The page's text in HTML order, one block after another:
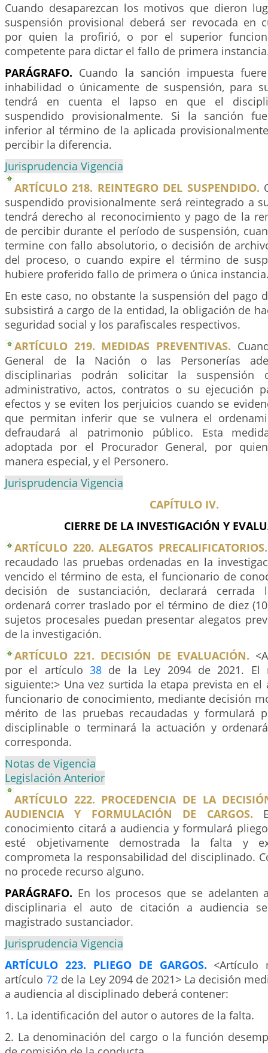
Cuando desaparezcan los motivos que dieron
suspensión provisional deberá ser revocada en
por quien la profirió, o por el superior
competente para dictar el fallo de primera
PARÁGRAFO. Cuando la sanción impuesta
inhabilidad o únicamente de suspensión, para
tendrá en cuenta el lapso en que el
suspendido provisionalmente. Si la sanción
inferior al término de la aplicada
percibir la diferencia.
Jurisprudencia Vigencia
ARTÍCULO 218. REINTEGRO DEL SUSPENDIDO.
suspendido provisionalmente será reintegrado a
tendrá derecho al reconocimiento y pago de la
de percibir durante el período de suspensión,
termine con fallo absolutorio, o decisión de
del proceso, o cuando expire el término de
hubiere proferido fallo de primera o única
En este caso, no obstante la suspensión del pago
subsistirá a cargo de la entidad, la obligación de
seguridad social y los parafiscales respectivos.
ARTÍCULO 219. MEDIDAS PREVENTIVAS.
General de la Nación o las Personerías
disciplinarias podrán solicitar la suspensión
administrativo, actos, contratos o su ejecución
efectos y se eviten los perjuicios cuando se
que permitan inferir que se vulnera el
defraudará al patrimonio público. Esta
adoptada por el Procurador General, por
manera especial, y el Personero.
Jurisprudencia Vigencia
CAPÍTULO IV.
CIERRE DE LA INVESTIGACIÓN Y
ARTÍCULO 220. ALEGATOS PRECALIFICATORIOS.
recaudado las pruebas ordenadas en la
vencido el término de esta, el funcionario de
decisión de sustanciación, declarará cerrada
ordenará correr traslado por el término de diez
sujetos procesales puedan presentar alegatos
de la investigación.
ARTÍCULO 221. DECISIÓN DE EVALUACIÓN.
por el artículo38 de la Ley 2094 de 2021. El
siguiente:> Una vez surtida la etapa prevista en
funcionario de conocimiento, mediante decisión
mérito de las pruebas recaudadas y formulará
disciplinable o terminará la actuación y
corresponda.
Notas de Vigencia
Legislación Anterior
ARTÍCULO 222. PROCEDENCIA DE LA
AUDIENCIA Y FORMULACIÓN DE CARGOS.
conocimiento citará a audiencia y formulará
esté objetivamente demostrada la falta y
comprometa la responsabilidad del disciplinado.
no procede recurso alguno.
PARÁGRAFO. En los procesos que se adelanten
disciplinaria el auto de citación a audiencia
magistrado sustanciador.
Jurisprudencia Vigencia
ARTÍCULO 223. PLIEGO DE GARGOS. <Artículo
artículo72 de la Ley 2094 de 2021> La decisión
a audiencia al disciplinado deberá contener:
1. La identificación del autor o autores de la falta.
2. La denominación del cargo o la función